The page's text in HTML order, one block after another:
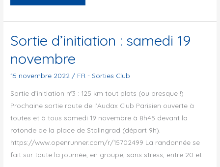
:
Sortie
d’initiation
n°4
:
samedi
10
ou
dimanche
11
décembre
Sortie d’initiation : samedi 19
novembre
15 novembre 2022 / FR - Sorties Club
Sortie d’initiation n°3 : 125 km tout plats (ou presque !)
Prochaine sortie route de l’Audax Club Parisien ouverte à
toutes et à tous samedi 19 novembre à 8h45 devant la
rotonde de la place de Stalingrad (départ 9h).
https://www.openrunner.com/r/15702499 La randonnée se
fait sur toute la journée, en groupe, sans stress, entre 20 et